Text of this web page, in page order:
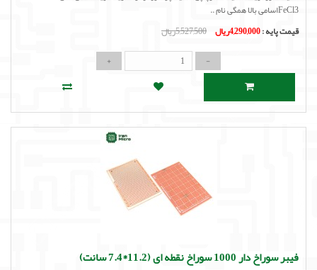
FeCl3اسامی بالا همگی نام ..
قیمت پایه :4,290,000ریال 5,527,500ریال
فیبر سوراخ دار 1000 سوراخ نقطه ای (11.2*7.4 سانت)